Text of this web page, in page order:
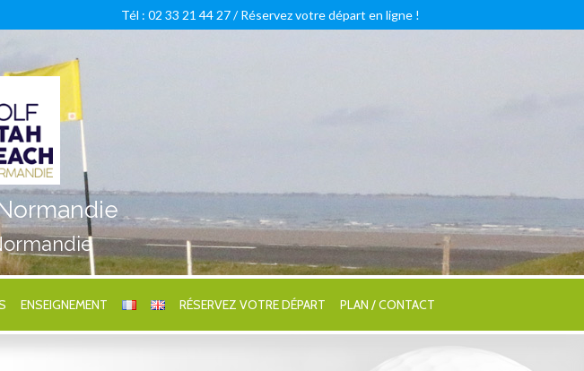
Tél : 02 33 21 44 27 /Réservez votre départ en ligne !
ENSEIGNEMENT RÉSERVEZ VOTRE DÉPART PLAN / CONTACT